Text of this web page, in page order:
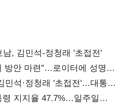
, 김민석-정청래 '초접전'
방안 마련”…로이터에 성명
석·정청래 '초접전'…대통령
) 지지율 47.7%…일주일